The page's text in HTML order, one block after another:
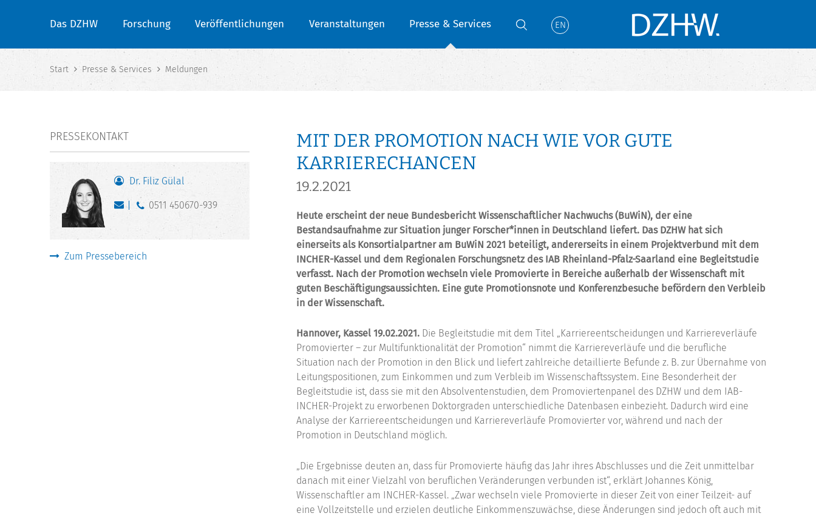
Das DZHW Forschung Veröffentlichungen Veranstaltungen Presse & Services EN
Start Presse & Services Meldungen
MIT DER PROMOTION NACH WIE VOR GUTE
KARRIERECHANCEN
19.2.2021
Heute erscheint der neue Bundesbericht Wissenschaftlicher Nachwuchs (BuWiN), der eine
Bestandsaufnahme zur Situation junger Forscher*innen in Deutschland liefert. Das DZHW hat sich
einerseits als Konsortialpartner am BuWiN 2021 beteiligt, andererseits in einem Projektverbund mit dem
INCHER-Kassel und dem Regionalen Forschungsnetz des IAB Rheinland-Pfalz-Saarland eine Begleitstudie
verfasst. Nach der Promotion wechseln viele Promovierte in Bereiche außerhalb der Wissenschaft mit
guten Beschäftigungsaussichten. Eine gute Promotionsnote und Konferenzbesuche befördern den Verbleib
in der Wissenschaft.
Hannover, Kassel 19.02.2021. Die Begleitstudie mit dem Titel „Karriereentscheidungen und Karriereverläufe
Promovierter – zur Multifunktionalität der Promotion“ nimmt die Karriereverläufe und die berufliche
Situation nach der Promotion in den Blick und liefert zahlreiche detaillierte Befunde z. B. zur Übernahme von
Leitungspositionen, zum Einkommen und zum Verbleib im Wissenschaftssystem. Eine Besonderheit der
Begleitstudie ist, dass sie mit den Absolventenstudien, dem Promoviertenpanel des DZHW und dem IAB-
INCHER-Projekt zu erworbenen Doktorgraden unterschiedliche Datenbasen einbezieht. Dadurch wird eine
Analyse der Karriereentscheidungen und Karriereverläufe Promovierter vor, während und nach der
Promotion in Deutschland möglich.
„Die Ergebnisse deuten an, dass für Promovierte häufig das Jahr ihres Abschlusses und die Zeit unmittelbar
danach mit einer Vielzahl von beruflichen Veränderungen verbunden ist“, erklärt Johannes König,
Wissenschaftler am INCHER-Kassel. „Zwar wechseln viele Promovierte in dieser Zeit von einer Teilzeit- auf
eine Vollzeitstelle und erzielen deutliche Einkommenszuwächse, diese Änderungen sind jedoch oft auch mit
PRESSEKONTAKT
Dr. Filiz Gülal
0511 450670-939
Zum Pressebereich